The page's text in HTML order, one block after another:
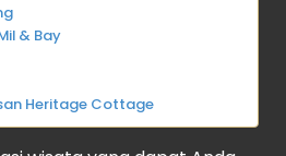
& Bay
Heritage Cottage